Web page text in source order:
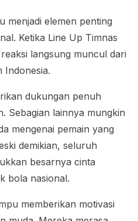
menjadi elemen penting
Ketika Line Up Timnas
langsung muncul dari
Indonesia.
dukungan penuh
Sebagian lainnya mungkin
mengenai pemain yang
demikian, seluruh
besarnya cinta
bola nasional.
memberikan motivasi